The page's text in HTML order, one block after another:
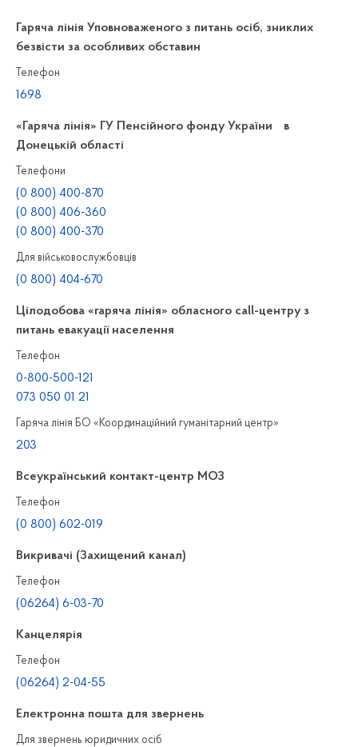
Гаряча лінія Уповноваженого з питань осіб, зниклих
безвісти за особливих обставин
Телефон
1698
«Гаряча лінія» ГУ Пенсійного фонду України в
Донецькій області
Телефони
(0 800) 400-870
(0 800) 406-360
(0 800) 400-370
Для військовослужбовців
(0 800) 404-670
Цілодобова «гаряча лінія» обласного call-центру з
питань евакуації населення
Телефон
0-800-500-121
073 050 01 21
Гаряча лінія БО «Координаційний гуманітарний центр»
203
Всеукраїнський контакт-центр МОЗ
Телефон
(0 800) 602-019
Викривачі (Захищений канал)
Телефон
(06264) 6-03-70
Канцелярiя
Телефон
(06264) 2-04-55
Електронна пошта для звернень
Для звернень юридичних осiб